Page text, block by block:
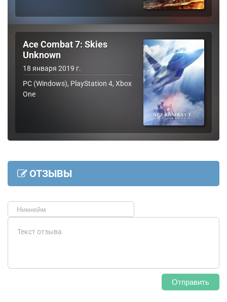
Ace Combat 7: Skies
Unknown
18 января 2019 г.
PC (Windows), PlayStation 4, Xbox
One
ОТЗЫВЫ
Отправить